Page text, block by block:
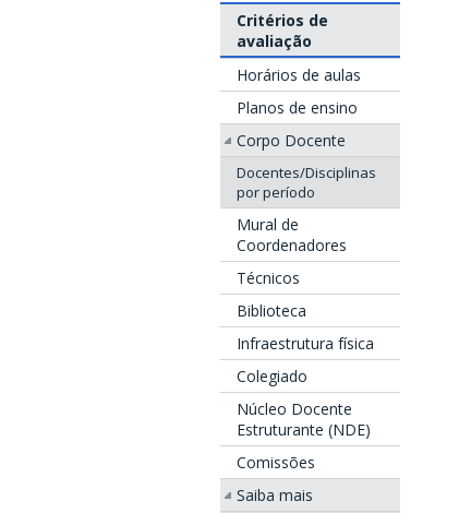
Critérios de
avaliação
Horários de aulas
Planos de ensino
Corpo Docente
Docentes/Disciplinas
por período
Mural de
Coordenadores
Técnicos
Biblioteca
Infraestrutura física
Colegiado
Núcleo Docente
Estruturante (NDE)
Comissões
Saiba mais